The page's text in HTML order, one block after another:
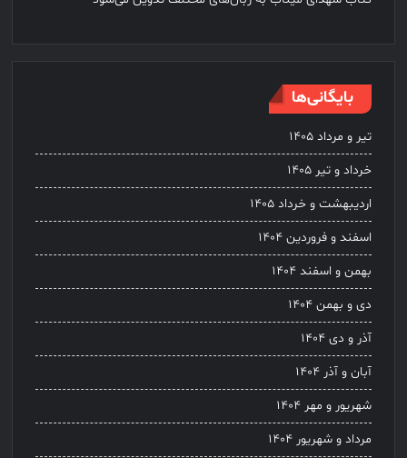
بایگانی‌ها
تیر و مرداد ۱۴۰۵
خرداد و تیر ۱۴۰۵
اردیبهشت و خرداد ۱۴۰۵
اسفند و فروردین ۱۴۰۴
بهمن و اسفند ۱۴۰۴
دی و بهمن ۱۴۰۴
آذر و دی ۱۴۰۴
آبان و آذر ۱۴۰۴
شهریور و مهر ۱۴۰۴
مرداد و شهریور ۱۴۰۴